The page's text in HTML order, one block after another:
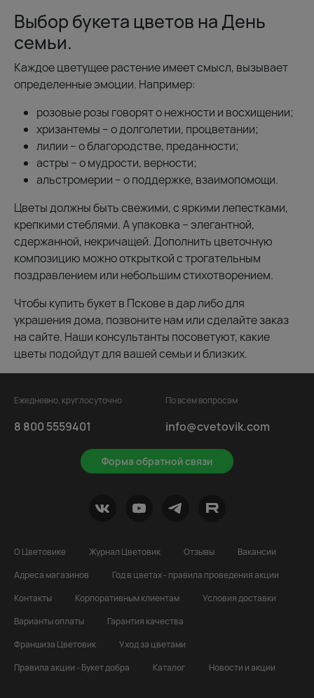
Выбор букета цветов на День
семьи.
Каждое цветущее растение имеет смысл, вызывает
определенные эмоции. Например:
розовые розы говорят о нежности и восхищении;
хризантемы – о долголетии, процветании;
лилии – о благородстве, преданности;
астры – о мудрости, верности;
альстромерии – о поддержке, взаимопомощи.
Цветы должны быть свежими, с яркими лепестками,
крепкими стеблями. А упаковка – элегантной,
сдержанной, некричащей. Дополнить цветочную
композицию можно открыткой с трогательным
поздравлением или небольшим стихотворением.
Чтобы купить букет в Пскове в дар либо для
украшения дома, позвоните нам или сделайте заказ
на сайте. Наши консультанты посоветуют, какие
цветы подойдут для вашей семьи и близких.
Ежедневно, круглосуточно
8 800 5559401
Форма обратной связи
По всем вопросам
info@cvetovik.com
О Цветовике Журнал Цветовик Отзывы
Вакансии
Адреса магазинов
Год в цветах - правила проведения акции
Контакты
Корпоративным клиентам
Условия доставки
Варианты оплаты
Гарантия качества
Франшиза Цветовик
Уход за цветами
Правила акции - Букет добра
Каталог Новости и акции